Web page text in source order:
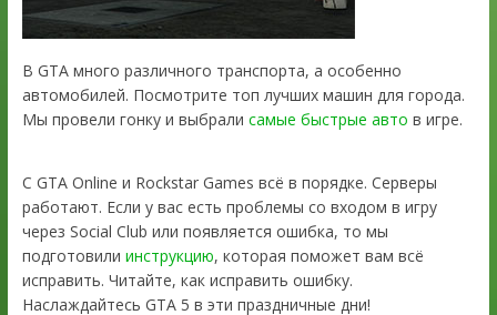
В GTA много различного транспорта, а особенно
автомобилей. Посмотрите топ лучших машин для города.
Мы провели гонку и выбрали самые быстрые авто в игре.
С GTA Online и Rockstar Games всё в порядке. Серверы
работают. Если у вас есть проблемы со входом в игру
через Social Club или появляется ошибка, то мы
подготовили инструкцию, которая поможет вам всё
исправить. Читайте, как исправить ошибку.
Наслаждайтесь GTA 5 в эти праздничные дни!